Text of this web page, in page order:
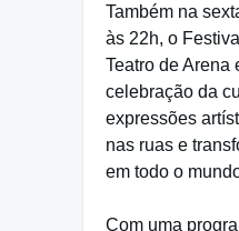
Também na
às 22h, o
Teatro de Arena
celebração da
expressões
nas ruas e
em todo o
Com uma